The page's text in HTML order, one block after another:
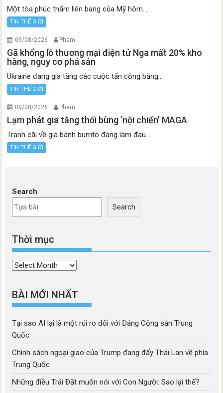
Một tòa phúc thẩm liên bang của Mỹ hôm...
TIN THẾ GIỚI
09/08/2026 Pham
Gã khổng lồ thương mại điện tử Nga mất 20% kho
hàng, nguy cơ phá sản
Ukraine đang gia tăng các cuộc tấn công bằng...
TIN THẾ GIỚI
09/08/2026 Pham
Lạm phát gia tăng thổi bùng ‘nội chiến’ MAGA
Tranh cãi về giá bánh burrito đang làm đau...
TIN THẾ GIỚI
Search
Search
Thời mục
Thời
BÀI MỚI NHẤT
Tại sao AI lại là một rủi ro đối với Đảng Cộng sản Trung
Quốc
Chính sách ngoại giao của Trump đang đẩy Thái Lan về phía
Trung Quốc
Những điều Trái Đất muốn nói với Con Người: Sao lại thế?